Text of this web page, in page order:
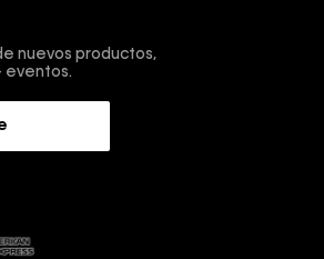
nuevos productos,
eventos.